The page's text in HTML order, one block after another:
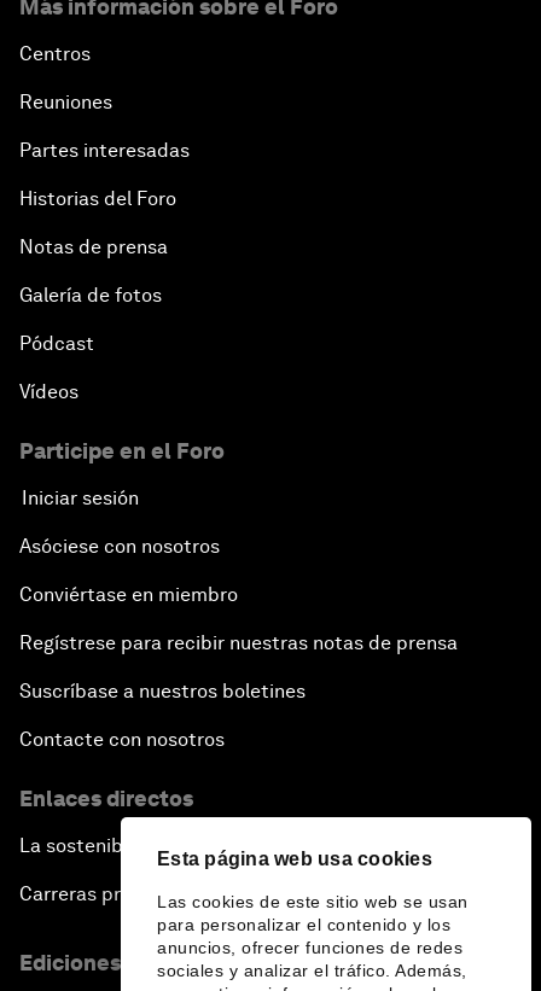
Esta página web usa cookies
Las cookies de este sitio web se usan
para personalizar el contenido y los
anuncios, ofrecer funciones de redes
sociales y analizar el tráfico. Además,
Más información sobre el Foro
Centros
Reuniones
Partes interesadas
Historias del Foro
Notas de prensa
Galería de fotos
Pódcast
Vídeos
Participe en el Foro
Iniciar sesión
Asóciese con nosotros
Conviértase en miembro
Regístrese para recibir nuestras notas de prensa
Suscríbase a nuestros boletines
Contacte con nosotros
Enlaces directos
La sostenibilidad en el Foro
Carreras profesionales
Ediciones en otros idiomas